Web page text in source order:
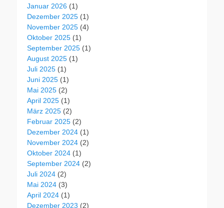
Januar 2026 (1)
Dezember 2025 (1)
November 2025 (4)
Oktober 2025 (1)
September 2025 (1)
August 2025 (1)
Juli 2025 (1)
Juni 2025 (1)
Mai 2025 (2)
April 2025 (1)
März 2025 (2)
Februar 2025 (2)
Dezember 2024 (1)
November 2024 (2)
Oktober 2024 (1)
September 2024 (2)
Juli 2024 (2)
Mai 2024 (3)
April 2024 (1)
Dezember 2023 (2)